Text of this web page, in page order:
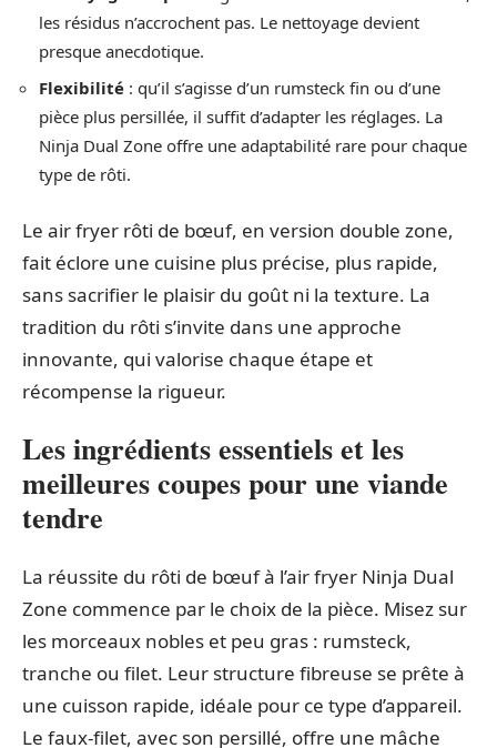
les résidus n’accrochent pas. Le nettoyage devient
presque anecdotique.
Flexibilité : qu’il s’agisse d’un rumsteck fin ou d’une
pièce plus persillée, il suffit d’adapter les réglages. La
Ninja Dual Zone offre une adaptabilité rare pour chaque
type de rôti.
Le air fryer rôti de bœuf, en version double zone,
fait éclore une cuisine plus précise, plus rapide,
sans sacrifier le plaisir du goût ni la texture. La
tradition du rôti s’invite dans une approche
innovante, qui valorise chaque étape et
récompense la rigueur.
Les ingrédients essentiels et les
meilleures coupes pour une viande
tendre
La réussite du rôti de bœuf à l’air fryer Ninja Dual
Zone commence par le choix de la pièce. Misez sur
les morceaux nobles et peu gras : rumsteck,
tranche ou filet. Leur structure fibreuse se prête à
une cuisson rapide, idéale pour ce type d’appareil.
Le faux-filet, avec son persillé, offre une mâche